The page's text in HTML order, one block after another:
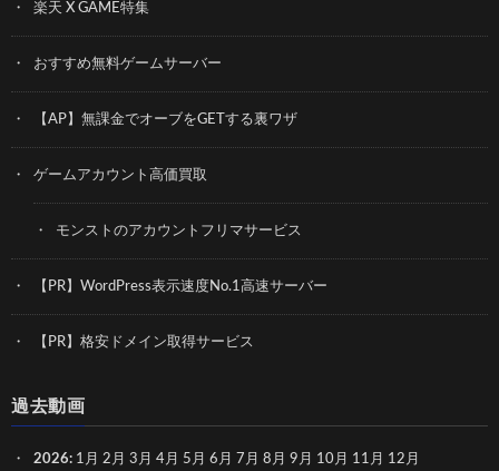
楽天 X GAME特集
おすすめ無料ゲームサーバー
【AP】無課金でオーブをGETする裏ワザ
ゲームアカウント高価買取
モンストのアカウントフリマサービス
【PR】WordPress表示速度No.1高速サーバー
【PR】格安ドメイン取得サービス
過去動画
2026: 1月 2月 3月 4月 5月 6月 7月 8月 9月 10月 11月 12月